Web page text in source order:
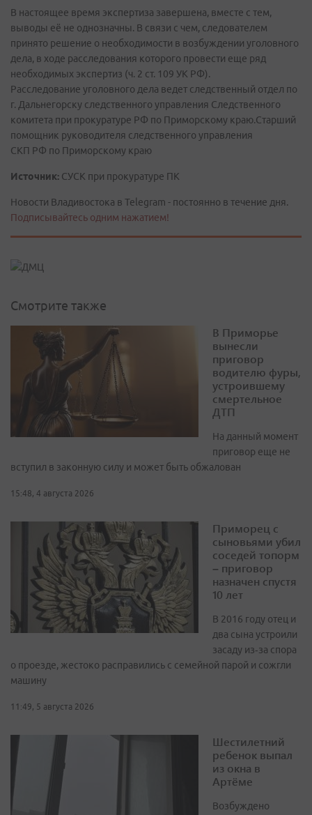
В настоящее время экспертиза завершена, вместе с тем,
выводы её не однозначны. В связи с чем, следователем
принято решение о необходимости в возбуждении уголовного
дела, в ходе расследования которого провести еще ряд
необходимых экспертиз (ч. 2 ст. 109 УК РФ).
Расследование уголовного дела ведет следственный отдел по
г. Дальнегорску следственного управления Следственного
комитета при прокуратуре РФ по Приморскому краю.Старший
помощник руководителя следственного управления
СКП РФ по Приморскому краю
Источник: СУСК при прокуратуре ПК
Новости Владивостока в Telegram - постоянно в течение дня.
Подписывайтесь одним нажатием!
Смотрите также
В Приморье
вынесли
приговор
водителю фуры,
устроившему
смертельное
ДТП
На данный момент
приговор еще не
вступил в законную силу и может быть обжалован
15:48, 4 августа 2026
Приморец с
сыновьями убил
соседей топорм
– приговор
назначен спустя
10 лет
В 2016 году отец и
два сына устроили
засаду из‑за спора
о проезде, жестоко расправились с семейной парой и сожгли
машину
11:49, 5 августа 2026
Шестилетний
ребенок выпал
из окна в
Артёме
Возбуждено